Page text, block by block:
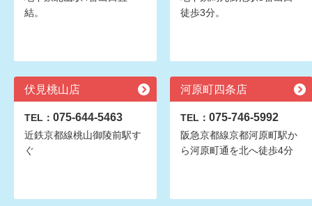
結。
徒歩3分。
伏見桃山店
TEL： 075-644-5463
近鉄京都線桃山御陵前駅す
ぐ
河原町四条店
TEL： 075-746-5992
阪急京都線京都河原町駅か
ら河原町通を北へ徒歩4分